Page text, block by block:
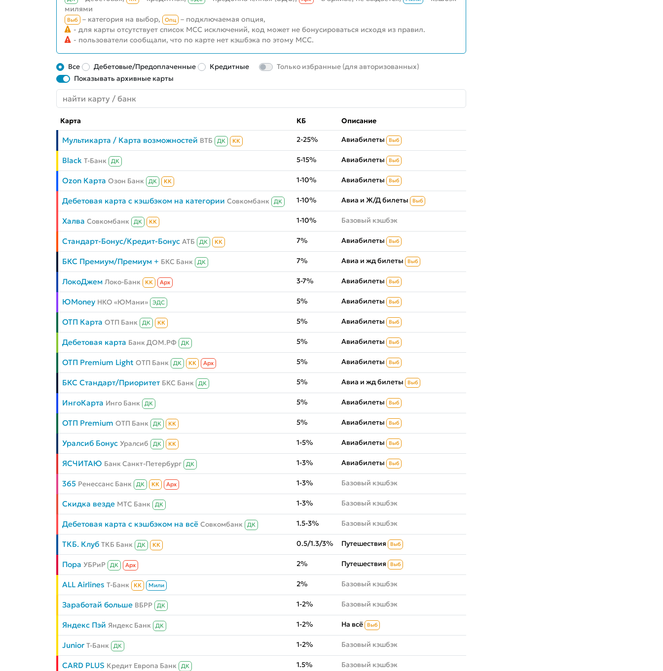
милями
Выб – категория на выбор, Опц
– подключаемая опция,
- для карты отсутствует список MCC исключений, код может не бонусироваться исходя из правил.
- пользователи сообщали, что по карте нет кэшбэка по этому MCC.
Все Дебетовые/Предоплаченные Кредитные
Только избранные (для авторизованных)
Показывать архивные карты
Карта КБ Описание
Мультикарта / Карта возможностей ВТБ ДК КК 2-25% Авиабилеты Выб
Black Т-Банк ДК 5-15% Авиабилеты Выб
Ozon Карта Озон Банк ДК КК 1-10% Авиабилеты Выб
Дебетовая карта с кэшбэком на категории Совкомбанк ДК 1-10% Авиа и Ж/Д билеты Выб
Халва Совкомбанк ДК КК 1-10% Базовый кэшбэк
Стандарт-Бонус/Кредит-Бонус АТБ ДК КК 7% Авиабилеты Выб
БКС Премиум/Премиум + БКС Банк ДК 7% Авиа и жд билеты Выб
ЛокоДжем Локо-Банк КК Aрх 3-7% Авиабилеты Выб
ЮMoney НКО «ЮМани» ЭДС 5% Авиабилеты Выб
ОТП Карта ОТП Банк ДК КК 5% Авиабилеты Выб
Дебетовая карта Банк ДОМ.РФ ДК 5% Авиабилеты Выб
ОТП Premium Light ОТП Банк ДК КК Aрх 5% Авиабилеты Выб
БКС Стандарт/Приоритет БКС Банк ДК 5% Авиа и жд билеты Выб
ИнгоКарта Инго Банк ДК 5% Авиабилеты Выб
ОТП Premium ОТП Банк ДК КК 5% Авиабилеты Выб
Уралсиб Бонус Уралсиб ДК КК 1-5% Авиабилеты Выб
ЯСЧИТАЮ Банк Санкт-Петербург ДК 1-3% Авиабилеты Выб
365 Ренессанс Банк ДК КК Aрх 1-3% Базовый кэшбэк
Скидка везде МТС Банк ДК 1-3% Базовый кэшбэк
Дебетовая карта с кэшбэком на всё Совкомбанк ДК 1.5-3% Базовый кэшбэк
ТКБ. Клуб ТКБ Банк ДК КК 0.5/1.3/3% Путешествия Выб
Пора УБРиР ДК Aрх 2% Путешествия Выб
ALL Airlines Т-Банк КК Мили 2% Базовый кэшбэк
Заработай больше ВБРР ДК 1-2% Базовый кэшбэк
Яндекс Пэй Яндекс Банк ДК 1-2% На всё Выб
Junior Т-Банк ДК 1-2% Базовый кэшбэк
CARD PLUS Кредит Европа Банк ДК 1.5% Базовый кэшбэк